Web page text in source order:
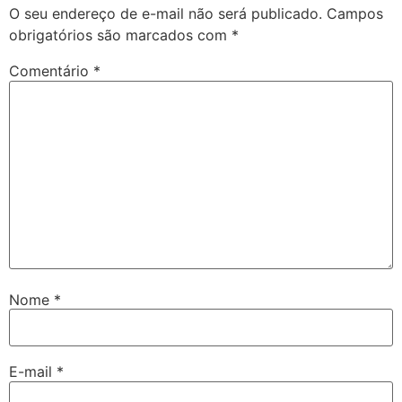
O seu endereço de e-mail não será publicado. Campos
obrigatórios são marcados com *
Comentário *
Nome *
E-mail *